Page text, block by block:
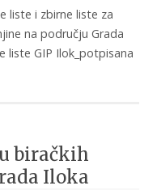
liste i zbirne liste za
na području Grada
liste GIP Ilok_potpisana
biračkih
Iloka